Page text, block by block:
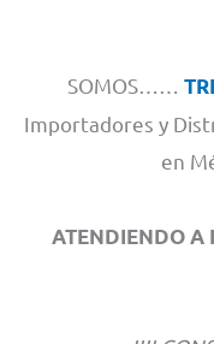
SOMOS……
Importadores y
en
ATENDIENDO A